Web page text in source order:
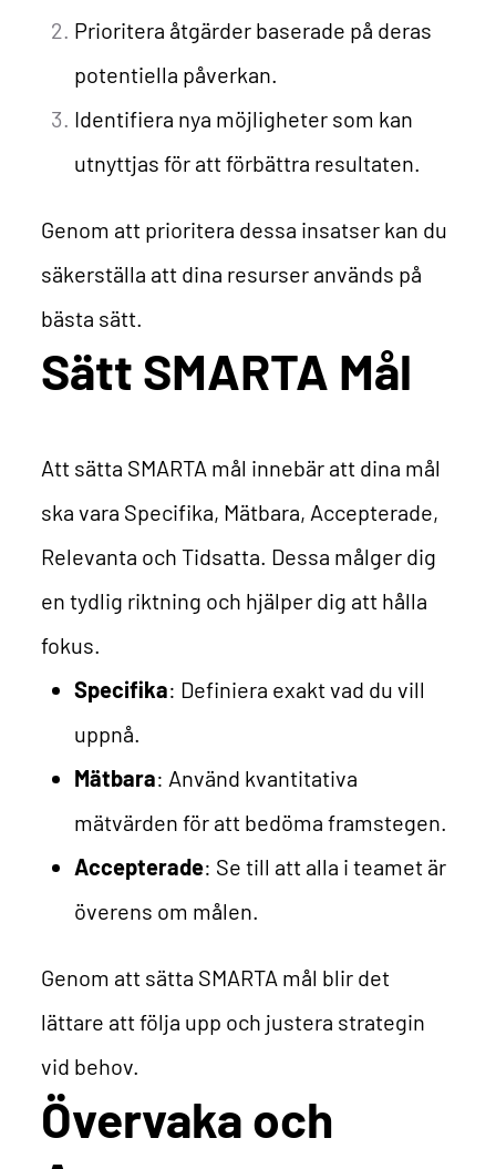
Prioritera åtgärder baserade på deras
potentiella påverkan.
Identifiera nya möjligheter som kan
utnyttjas för att förbättra resultaten.
Genom att prioritera dessa insatser kan du
säkerställa att dina resurser används på
bästa sätt.
Sätt SMARTA Mål
Att sätta SMARTA mål innebär att dina mål
ska vara Specifika, Mätbara, Accepterade,
Relevanta och Tidsatta. Dessa målger dig
en tydlig riktning och hjälper dig att hålla
fokus.
Specifika: Definiera exakt vad du vill
uppnå.
Mätbara: Använd kvantitativa
mätvärden för att bedöma framstegen.
Accepterade: Se till att alla i teamet är
överens om målen.
Genom att sätta SMARTA mål blir det
lättare att följa upp och justera strategin
vid behov.
Övervaka och